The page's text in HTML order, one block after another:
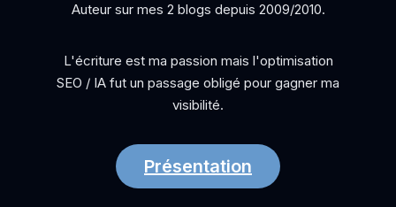
Auteur sur mes 2 blogs depuis 2009/2010.
L'écriture est ma passion mais l'optimisation
SEO / IA fut un passage obligé pour gagner ma
visibilité.
Présentation